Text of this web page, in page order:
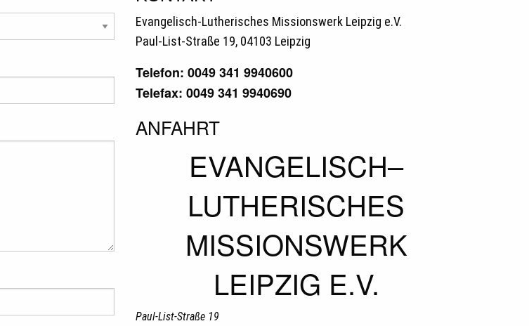
Evangelisch-Lutherisches Missionswerk Leipzig e.V.
Paul-List-Straße 19, 04103 Leipzig
Telefon: 0049 341 9940600
Telefax: 0049 341 9940690
ANFAHRT
EVANGELISCH–
LUTHERISCHES
MISSIONSWERK
LEIPZIG E.V.
Paul-List-Straße 19